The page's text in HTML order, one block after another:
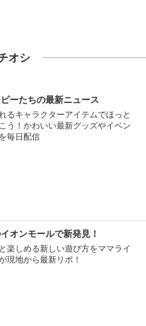
オシ
ーたちの最新ニュース
るキャラクターアイテムでほっと
う！かわいい最新グッズやイベン
毎日配信
オンモールで新発見！
楽しめる新しい遊び方をママライ
現地から最新リポ！